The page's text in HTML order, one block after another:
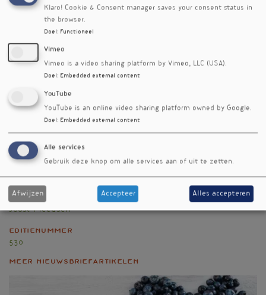
twintig maal hoger was dan de aanbevolen
daginname.
Referenties
Vlasiuk E, Zawari M, Whitehead R et al. A High Vitamin C
Micronutrient Supplement Is Unable to Attenuate
Inflammation in People with Metabolic Syndrome but
May Improve Metabolic Health Indices: A Randomised
Controlled Trial. Antioxidants (Basel). 2024; 13(4)
doi:10.3390/antiox13040404
Nieuwsbriefartikel
Rubriek
Onderzoek
Auteur
Joost Meeusen
Editienummer
530
Meer nieuwsbriefartikelen
Klaro! Cookie & Consent manager saves your consent status in
the browser.
Doel : Functioneel
Vimeo
Vimeo is a video sharing platform by Vimeo, LLC (USA).
Doel : Embedded external content
YouTube
YouTube is an online video sharing platform owned by Google.
Doel : Embedded external content
Alle services
Gebruik deze knop om alle services aan of uit te zetten.
Afwijzen Accepteer Alles accepteren